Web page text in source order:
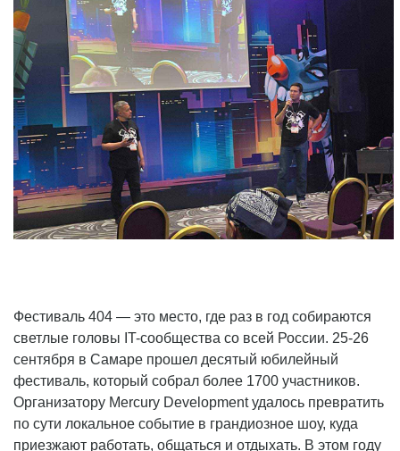
Фестиваль 404 — это место, где раз в год собираются
светлые головы IT-сообщества со всей России. 25-26
сентября в Самаре прошел десятый юбилейный
фестиваль, который собрал более 1700 участников.
Организатору Mercury Development удалось превратить
по сути локальное событие в грандиозное шоу, куда
приезжают работать, общаться и отдыхать. В этом году